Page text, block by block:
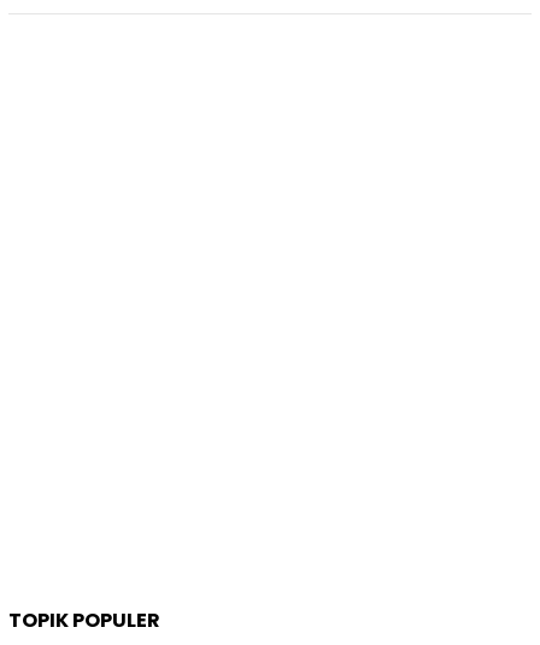
TOPIK POPULER